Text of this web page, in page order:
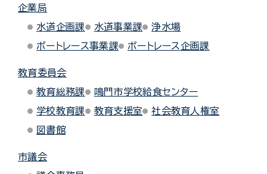
企業局
水道企画課
水道事業課
浄水場
ボートレース事業課
ボートレース企画課
教育委員会
教育総務課
鳴門市学校給食センター
学校教育課
教育支援室
社会教育人権室
図書館
市議会